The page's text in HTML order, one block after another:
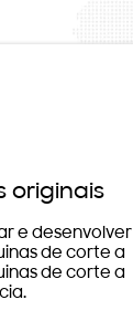
originais
e desenvolver
de corte a
de corte a